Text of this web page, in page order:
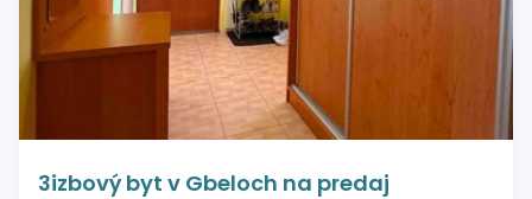
3izbový byt v Gbeloch na predaj